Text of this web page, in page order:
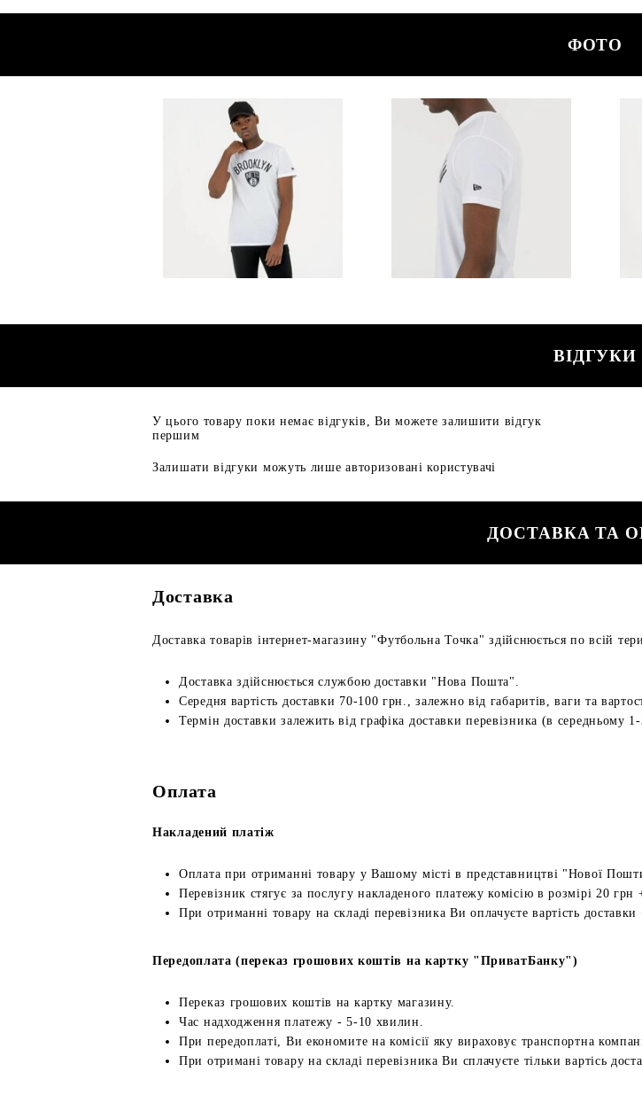
ФОТО
ВІДГУКИ
У цього товару поки немає відгуків, Ви можете залишити відгук
першим
Залишати відгуки можуть лише авторизовані користувачі
ДОСТАВКА ТА
Доставка
Доставка товарів інтернет-магазину "Футбольна Точка" здійснюється по всій
Доставка здійснюється службою доставки "Нова Пошта".
Середня вартість доставки 70-100 грн., залежно від габаритів, ваги та
Термін доставки залежить від графіка доставки перевізника (в середньому
Оплата
Накладений платіж
Оплата при отриманні товару у Вашому місті в представництві "Нової
Перевізник стягує за послугу накладеного платежу комісію в розмірі 20 грн
При отриманні товару на складі перевізника Ви оплачуєте вартість
Передоплата (переказ грошових коштів на картку "ПриватБанку")
Переказ грошових коштів на картку магазину.
Час надходження платежу - 5-10 хвилин.
При передоплаті, Ви економите на комісії яку вираховує транспортна
При отримані товару на складі перевізника Ви сплачуєте тільки вартісь